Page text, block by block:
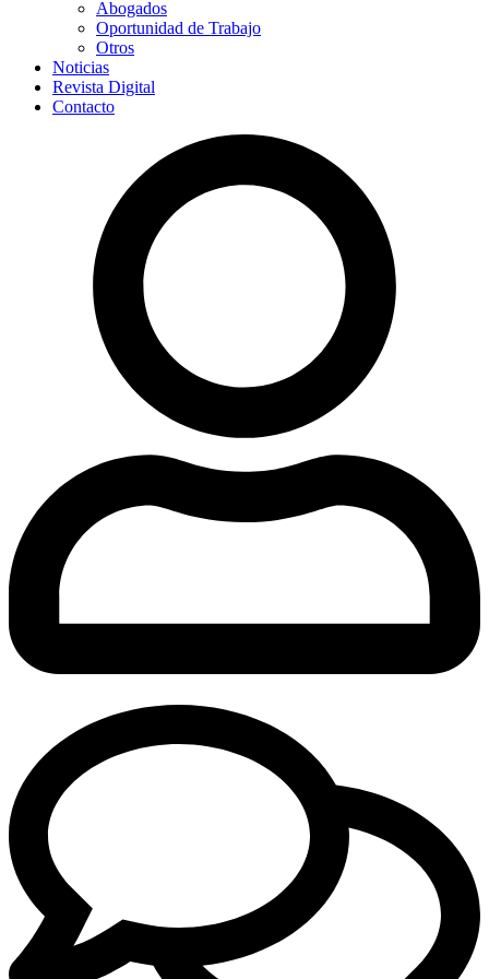
Abogados
Oportunidad de Trabajo
Otros
Noticias
Revista Digital
Contacto